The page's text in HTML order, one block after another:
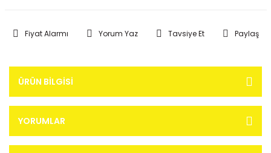
Fiyat Alarmı Yorum Yaz Tavsiye Et Paylaş
ÜRÜN BILGISI
YORUMLAR